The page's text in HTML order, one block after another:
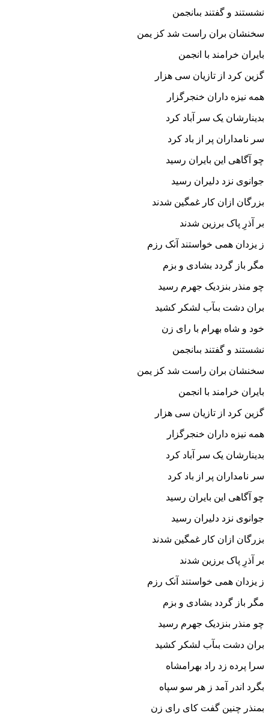
نشستند و گفتند بى‏انجمن‏
سخنشان بران راست شد کز یمن
بایران خرامند با انجمن‏
گزین کرد از تازیان سى هزار
همه نیزه داران خنجرگزار
بدینارشان یک سر آباد کرد
سر نامداران پر از باد کرد
چو آگاهى این بایران رسید
جوانوى نزد دلیران رسید
بزرگان ازان کار غمگین شدند
بر آذرِ پاک برزین شدند
ز یزدان همى خواستند آنک رزم
مگر باز گردد بشادى و بزم‏
چو منذر بنزدیک جهرم رسید
بران دشت بى‏آب لشکر کشید
خود و شاه بهرام با راى زن
نشستند و گفتند بى‏انجمن‏
سخنشان بران راست شد کز یمن
بایران خرامند با انجمن‏
گزین کرد از تازیان سى هزار
همه نیزه داران خنجرگزار
بدینارشان یک سر آباد کرد
سر نامداران پر از باد کرد
چو آگاهى این بایران رسید
جوانوى نزد دلیران رسید
بزرگان ازان کار غمگین شدند
بر آذرِ پاک برزین شدند
ز یزدان همى خواستند آنک رزم
مگر باز گردد بشادى و بزم‏
چو منذر بنزدیک جهرم رسید
بران دشت بى‏آب لشکر کشید
سرا پرده زد راد بهرامشاه
بگرد اندر آمد ز هر سو سپاه‏
بمنذر چنین گفت کاى راى زن